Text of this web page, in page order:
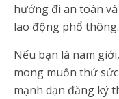
hướng đi an toàn
lao động phổ thông.
Nếu bạn là nam
mong muốn thử
mạnh dạn đăng ký